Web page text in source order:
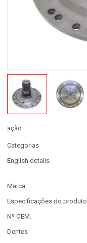
ação
Categorias
English details
Marca
Especificações do produto
Nº OEM.
Dentes